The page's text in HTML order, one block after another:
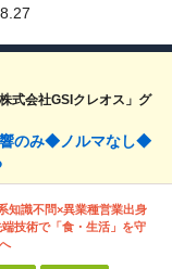
式会社GSIクレオス」グ
のみ◆ノルマなし◆
知識不問×異業種営業出身
技術で「食・生活」を守